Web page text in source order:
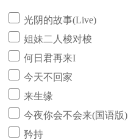
光阴的故事(Live)
姐妹二人梭对梭
何日君再来I
今天不回家
来生缘
今夜你会不会来(国语版)
矜持